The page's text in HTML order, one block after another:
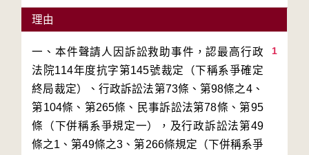
理由
1
一、本件聲請人因訴訟救助事件，認最高行政
法院114年度抗字第145號裁定（下稱系爭確定
終局裁定）、行政訴訟法第73條、第98條之4、
第104條、第265條、民事訴訟法第78條、第95
條（下併稱系爭規定一），及行政訴訟法第49
條之1、第49條之3、第266條規定（下併稱系爭